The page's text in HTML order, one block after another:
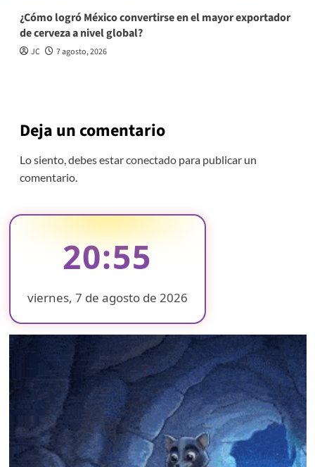
¿Cómo logró México convertirse en el mayor exportador
de cerveza a nivel global?
JC 7 agosto, 2026
Deja un comentario
Lo siento, debes estarconectadopara publicar un
comentario.
20:55
viernes, 7 de agosto de 2026
❄
❄
❄
❄ ❄